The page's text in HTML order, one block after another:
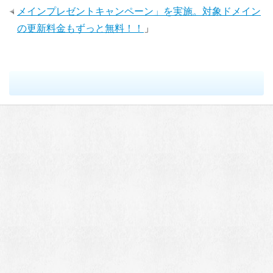
メインプレゼントキャンペーン」を実施。対象ドメイン
の更新料金もずっと無料！！
」